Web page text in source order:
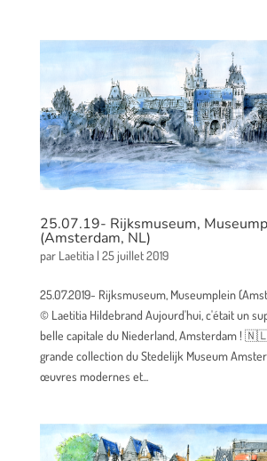
25.07.19- Rijksmuseum,
(Amsterdam, NL)
par Laetitia| 25 juillet 2019
25.07.2019- Rijksmuseum, Museumplein
© Laetitia Hildebrand Aujourd'hui, c'était un
belle capitale du Niederland, Amsterdam !
grande collection du Stedelijk Museum
œuvres modernes et...